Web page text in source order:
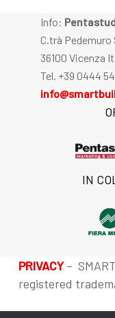
Info:
C.trà Pedemuro
36100 Vicenza
Tel. +39 0444
IN
PRIVACY–
registered